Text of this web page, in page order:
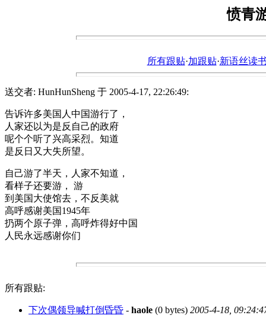
愤青
所有跟贴·加跟贴·新语丝读
送交者: HunHunSheng 于 2005-4-17, 22:26:49:
告诉许多美国人中国游行了，
人家还以为是反自己的政府
呢个个听了兴高采烈。知道
是反日又大失所望。
自己游了半天，人家不知道，
看样子还要游， 游
到美国大使馆去，不反美就
高呼感谢美国1945年
扔两个原子弹，高呼炸得好中国
人民永远感谢你们
所有跟贴:
下次偶领导喊打倒昏昏 - haole (0 bytes) 2005-4-18,